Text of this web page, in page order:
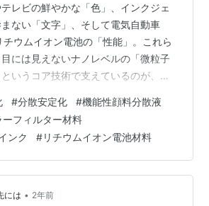
レビの鮮やかな「色」、インクジェ
ない「文字」、そして電気自動車
チウムイオン電池の「性能」。これら
には見えないナノレベルの「微粒子
いうコア技術で支えているのが、兵
3月期）決算公告が、2025年6月17日
ました。本記事では、その驚異的な
算内容を分析し、日本のものづくり
る、技術開発型企業の強さに迫りま
御国色素決算 第62期 決算のポイン
資産合…
#分散安定化 #機能性顔料分散液
ーフィルター材料
ンク #リチウムイオン電池材料
には • 2年前